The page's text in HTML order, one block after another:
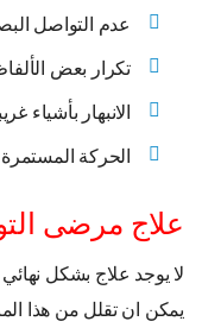
عدم التواصل
تكرار بعض
الانبهار بأشياء
الحركة
علاج مرضى
لا يوجد علاج بشكل
يمكن ان تقلل من هذا